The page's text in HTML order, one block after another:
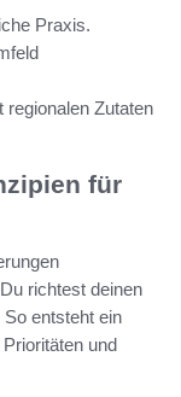
Praxis.
Zutaten
für
richtest deinen
entsteht ein
und